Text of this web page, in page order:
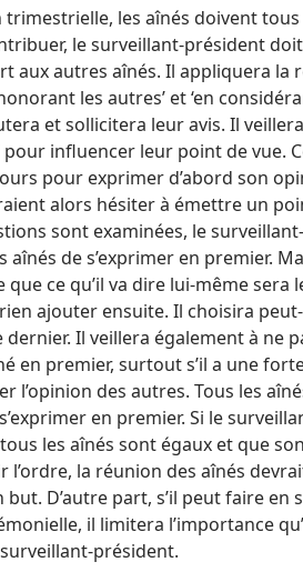
les aînés doivent
le surveillant-président
aux autres aînés. Il appliquera la
les autres’ et ‘en
et sollicitera leur avis. Il
influencer leur point de vue.
pour exprimer d’abord son
alors hésiter à émettre un
sont examinées, le
de s’exprimer en premier.
ce qu’il va dire lui-​même sera
ajouter ensuite. Il choisira
dernier. Il veillera également à ne
en premier, surtout s’il a une
l’opinion des autres. Tous les
en premier. Si le
les aînés sont égaux et que
l’ordre, la réunion des aînés
D’autre part, s’il peut faire en
il limitera l’importance
président.